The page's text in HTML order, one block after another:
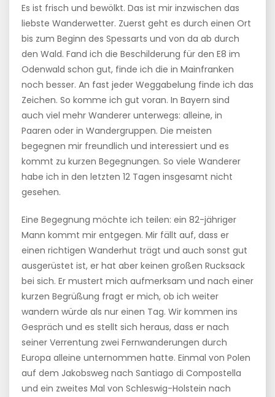
Es ist frisch und bewölkt. Das ist mir inzwischen das
liebste Wanderwetter. Zuerst geht es durch einen Ort
bis zum Beginn des Spessarts und von da ab durch
den Wald. Fand ich die Beschilderung für den E8 im
Odenwald schon gut, finde ich die in Mainfranken
noch besser. An fast jeder Weggabelung finde ich das
Zeichen. So komme ich gut voran. In Bayern sind
auch viel mehr Wanderer unterwegs: alleine, in
Paaren oder in Wandergruppen. Die meisten
begegnen mir freundlich und interessiert und es
kommt zu kurzen Begegnungen. So viele Wanderer
habe ich in den letzten 12 Tagen insgesamt nicht
gesehen.
Eine Begegnung möchte ich teilen: ein 82-jähriger
Mann kommt mir entgegen. Mir fällt auf, dass er
einen richtigen Wanderhut trägt und auch sonst gut
ausgerüstet ist, er hat aber keinen großen Rucksack
bei sich. Er mustert mich aufmerksam und nach einer
kurzen Begrüßung fragt er mich, ob ich weiter
wandern würde als nur einen Tag. Wir kommen ins
Gespräch und es stellt sich heraus, dass er nach
seiner Verrentung zwei Fernwanderungen durch
Europa alleine unternommen hatte. Einmal von Polen
auf dem Jakobsweg nach Santiago di Compostella
und ein zweites Mal von Schleswig-Holstein nach